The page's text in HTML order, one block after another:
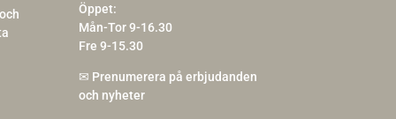
Öppet:
Mån-Tor 9-16.30
Fre 9-15.30
✉ Prenumerera på erbjudanden
och nyheter